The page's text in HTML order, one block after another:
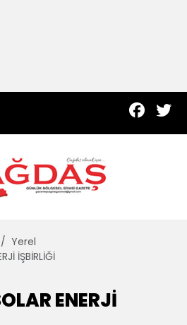
Yerel
İŞBİRLİĞİ
ENERJİ